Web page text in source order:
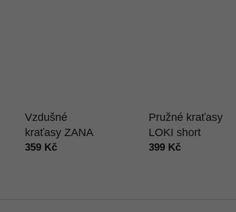
Vzdušné
kraťasy ZANA
359 Kč
Pružné kraťasy
LOKI short
399 Kč